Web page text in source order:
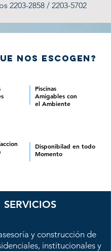
2203-2858 / 2203-5702
nos escogen?
Piscinas
Amigables con
el Ambiente
Disponibilad en todo
Momento
SERVICIOS
y construcción de
institucionales y